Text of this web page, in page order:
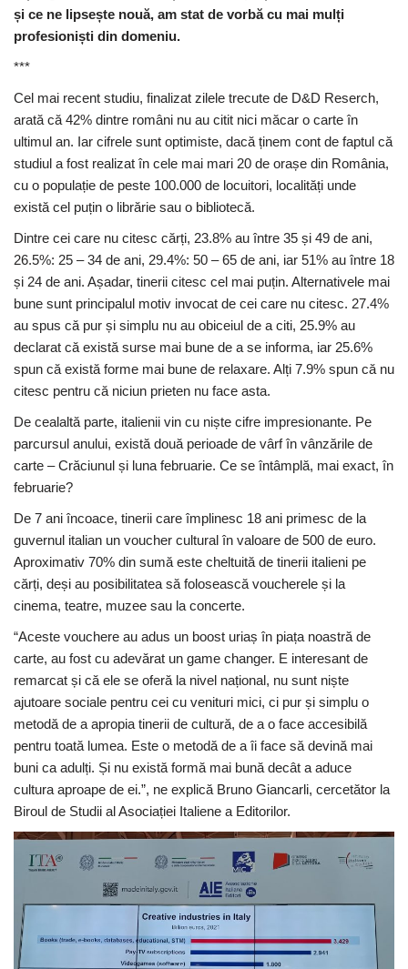
și ce ne lipsește nouă, am stat de vorbă cu mai mulți
profesioniști din domeniu.
***
Cel mai recent studiu, finalizat zilele trecute de D&D Reserch,
arată că 42% dintre români nu au citit nici măcar o carte în
ultimul an. Iar cifrele sunt optimiste, dacă ținem cont de faptul că
studiul a fost realizat în cele mai mari 20 de orașe din România,
cu o populație de peste 100.000 de locuitori, localități unde
există cel puțin o librărie sau o bibliotecă.
Dintre cei care nu citesc cărți, 23.8% au între 35 și 49 de ani,
26.5%: 25 – 34 de ani, 29.4%: 50 – 65 de ani, iar 51% au între 18
și 24 de ani. Așadar, tinerii citesc cel mai puțin. Alternativele mai
bune sunt principalul motiv invocat de cei care nu citesc. 27.4%
au spus că pur și simplu nu au obiceiul de a citi, 25.9% au
declarat că există surse mai bune de a se informa, iar 25.6%
spun că există forme mai bune de relaxare. Alți 7.9% spun că nu
citesc pentru că niciun prieten nu face asta.
De cealaltă parte, italienii vin cu niște cifre impresionante. Pe
parcursul anului, există două perioade de vârf în vânzările de
carte – Crăciunul și luna februarie. Ce se întâmplă, mai exact, în
februarie?
De 7 ani încoace, tinerii care împlinesc 18 ani primesc de la
guvernul italian un voucher cultural în valoare de 500 de euro.
Aproximativ 70% din sumă este cheltuită de tinerii italieni pe
cărți, deși au posibilitatea să folosească voucherele și la
cinema, teatre, muzee sau la concerte.
“Aceste vouchere au adus un boost uriaș în piața noastră de
carte, au fost cu adevărat un game changer. E interesant de
remarcat și că ele se oferă la nivel național, nu sunt niște
ajutoare sociale pentru cei cu venituri mici, ci pur și simplu o
metodă de a apropia tinerii de cultură, de a o face accesibilă
pentru toată lumea. Este o metodă de a îi face să devină mai
buni ca adulți. Și nu există formă mai bună decât a aduce
cultura aproape de ei.”, ne explică Bruno Giancarli, cercetător la
Biroul de Studii al Asociației Italiene a Editorilor.